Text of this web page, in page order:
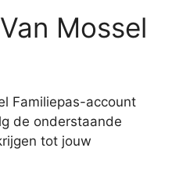
Mossel
Familiepas-account
de onderstaande
tot jouw